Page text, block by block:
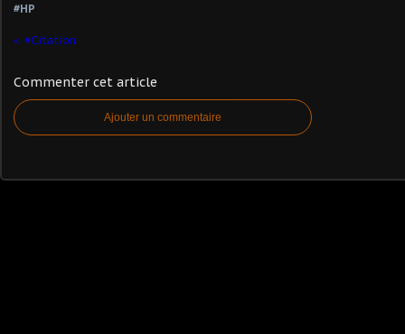
#HP
#Citation
Commenter cet article
Ajouter un commentaire